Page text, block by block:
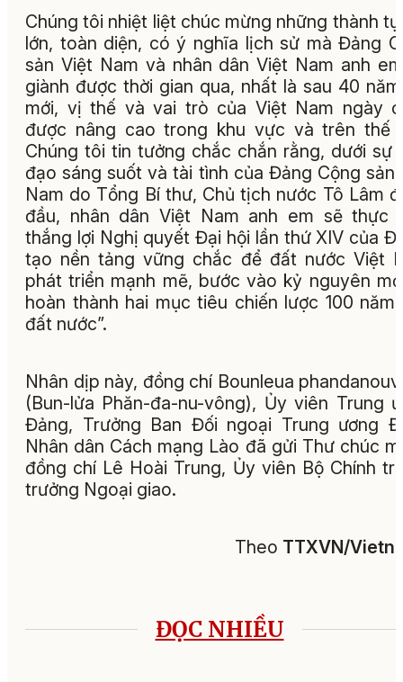
Chúng tôi nhiệt liệt chúc mừng những thành
lớn, toàn diện, có ý nghĩa lịch sử mà Đảng
sản Việt Nam và nhân dân Việt Nam anh
giành được thời gian qua, nhất là sau 40
mới, vị thế và vai trò của Việt Nam ngày
được nâng cao trong khu vực và trên thế
Chúng tôi tin tưởng chắc chắn rằng, dưới sự
đạo sáng suốt và tài tình của Đảng Cộng sản
Nam do Tổng Bí thư, Chủ tịch nước Tô Lâm
đầu, nhân dân Việt Nam anh em sẽ thực
thắng lợi Nghị quyết Đại hội lần thứ XIV của
tạo nền tảng vững chắc để đất nước Việt
phát triển mạnh mẽ, bước vào kỷ nguyên
hoàn thành hai mục tiêu chiến lược 100 năm
đất nước”.
Nhân dịp này, đồng chí Bounleua
(Bun-lửa Phăn-đa-nu-vông), Ủy viên Trung
Đảng, Trưởng Ban Đối ngoại Trung ương
Nhân dân Cách mạng Lào đã gửi Thư chúc
đồng chí Lê Hoài Trung, Ủy viên Bộ Chính
trưởng Ngoại giao.
Theo TTXVN/
ĐỌC NHIỀU